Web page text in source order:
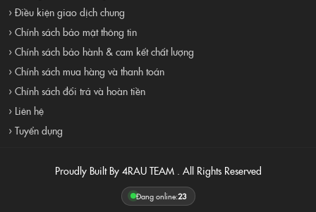
› Điều kiện giao dịch chung
› Chính sách bảo mật thông tin
› Chính sách bảo hành & cam kết chất lượng
› Chính sách mua hàng và thanh toán
› Chính sách đổi trả và hoàn tiền
› Liên hệ
› Tuyển dụng
Proudly Built By 4RAU TEAM . All Rights Reserved
Đang online:23